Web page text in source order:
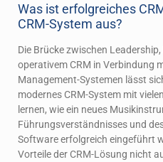
Was ist erfolgreiches
CRM-System aus?
Die Brücke zwischen
operativem CRM in Verbindung
Management-Systemen lässt
modernes CRM-System mit
lernen, wie ein neues
Führungsverständnisses und
Software erfolgreich eingeführt
Vorteile der CRM-Lösung nicht